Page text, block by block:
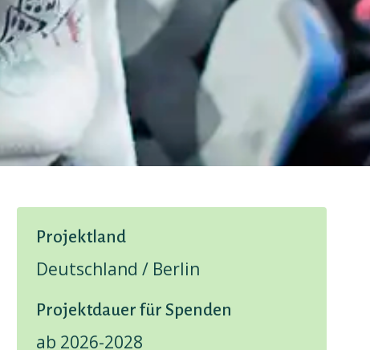
Projektland
Deutschland / Berlin
Projektdauer für Spenden
ab 2026-2028